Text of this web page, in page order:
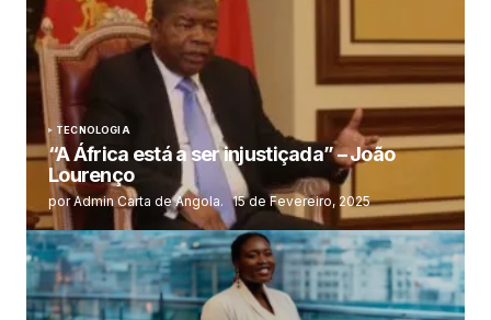
TECNOLOGIA
“A África está a ser injustiçada” – João
Lourenço
por Admin Carta de Angola. 15 de Fevereiro, 2025